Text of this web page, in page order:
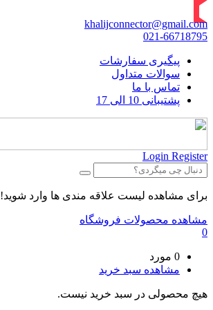
khalijconnector@gmail.com
021-66718795
پیگیری سفارشات
سوالات متداول
تماس با ما
پشتیبانی 10 الی 17
Login Register
برای مشاهده لیست علاقه مندی ها وارد شوید!
مشاهده محصولات فروشگاه
0
0 مورد
مشاهده سبد خرید
هیچ محصولی در سبد خرید نیست.